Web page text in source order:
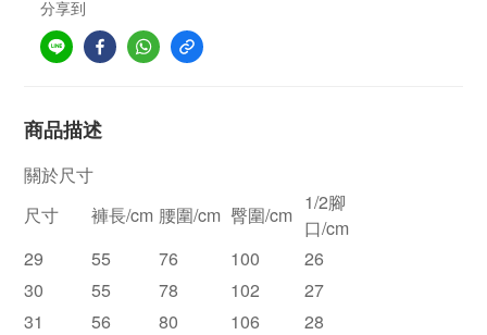
分享到
商品描述
關於尺寸
尺寸
褲長/cm 腰圍/cm 臀圍/cm
1/2腳
口/cm
29
55 76 100
26
30
55 78 102
27
31
56 80 106
28